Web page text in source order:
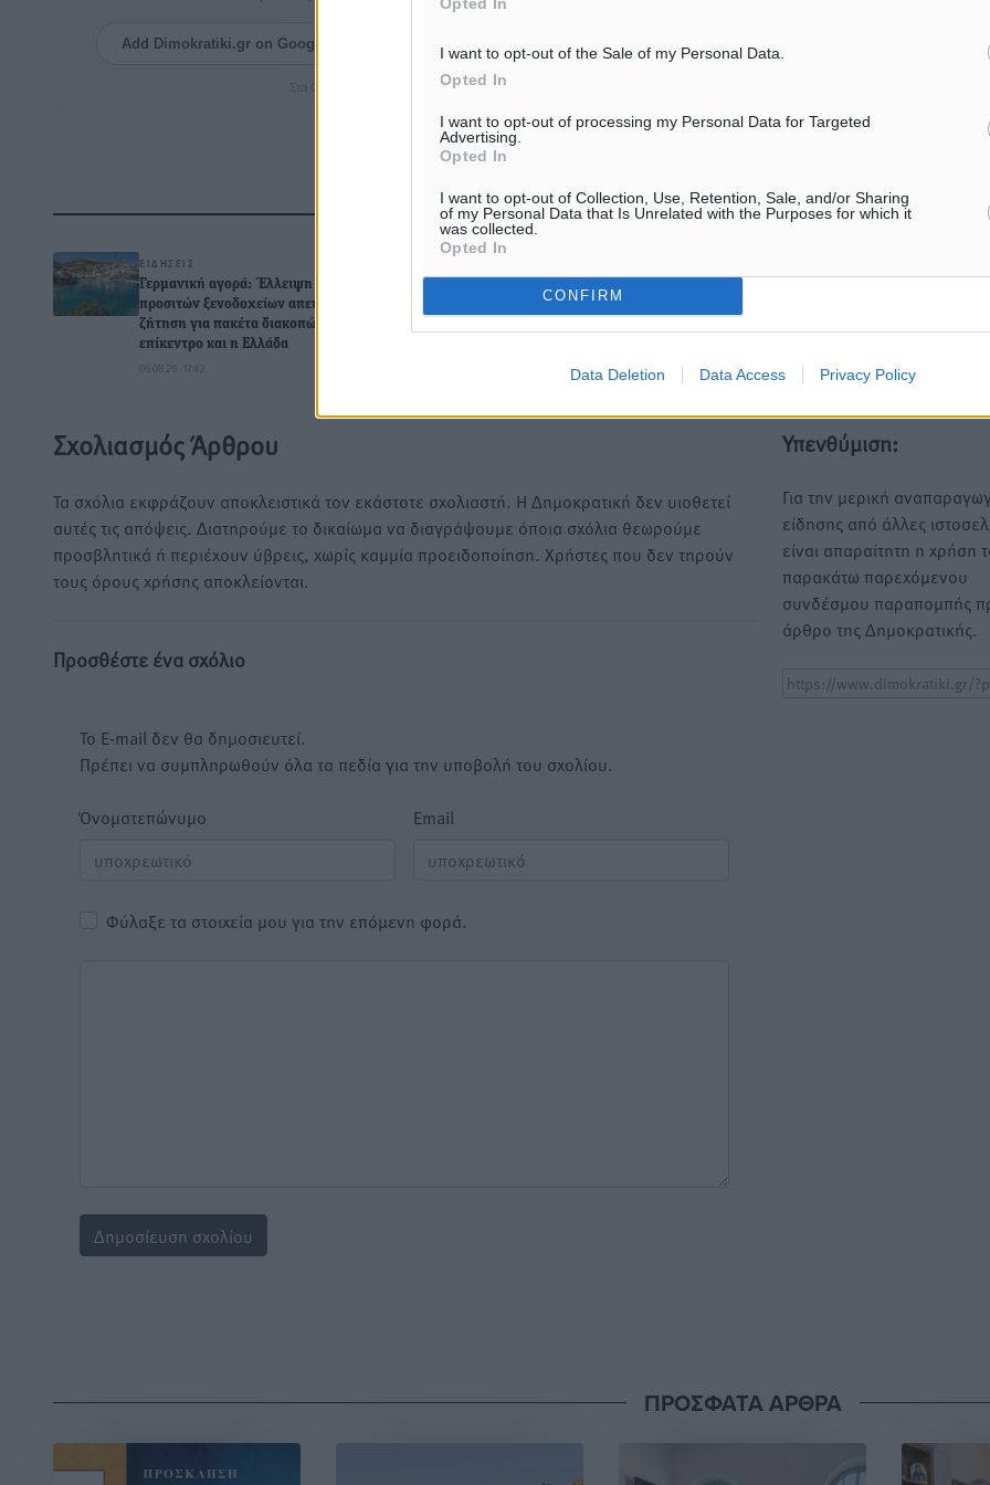
I want to opt-out of the Sale of my Personal Data.
Opted In
I want to opt-out of processing my Personal Data for Targeted
Advertising.
Opted In
I want to opt-out of Collection, Use, Retention, Sale, and/or Sharing
of my Personal Data that Is Unrelated with the Purposes for which it
was collected.
Opted In
CONFIRM
Data Deletion Data Access Privacy Policy
Add Dimokratiki.gr on Google ↗ Ακολουθήστε μας στο Google News ★ ↗
Στο Google News πατήστε ★ Ακολουθήστε
ΔΙΑΒΑΣΕ ΕΠΙΣΗΣ
ΕΙΔΉΣΕΙΣ
Γερμανική αγορά: Έλλειψη
προσιτών ξενοδοχείων απειλεί τη
ζήτηση για πακέτα διακοπών – Στο
επίκεντρο και η Ελλάδα
06.08.26 · 17:42
να τις αλλάξουν άμεσα και ποιοι
06.08.26 · 11:37
Σχολιασμός Άρθρου
Τα σχόλια εκφράζουν αποκλειστικά τον εκάστοτε σχολιαστή. Η Δημοκρατική δεν υιοθετεί
αυτές τις απόψεις. Διατηρούμε το δικαίωμα να διαγράψουμε όποια σχόλια θεωρούμε
προσβλητικά ή περιέχουν ύβρεις, χωρίς καμμία προειδοποίηση. Χρήστες που δεν τηρούν
τους όρους χρήσης αποκλείονται.
Προσθέστε ένα σχόλιο
Το E-mail δεν θα δημοσιευτεί.
Πρέπει να συμπληρωθούν όλα τα πεδία για την υποβολή του σχολίου.
Όνοματεπώνυμο Email
Φύλαξε τα στοιχεία μου για την επόμενη φορά.
Υπενθύμιση:
Για την μερική
είδησης από άλλες
είναι απαραίτητη η χρήση
παρακάτω παρεχόμενου
συνδέσμου παραπομπής
άρθρο της Δημοκρατικής.
ΠΡΟΣΦΑΤΑ ΑΡΘΡΑ